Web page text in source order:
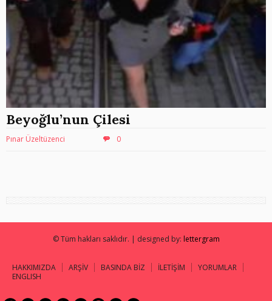
Beyoğlu’nun Çilesi
Pınar Üzeltüzenci 0
© Tüm hakları saklıdır. | designed by: lettergram
HAKKIMIZDA ARŞİV BASINDA BİZ İLETİŞİM
YORUMLAR
ENGLISH